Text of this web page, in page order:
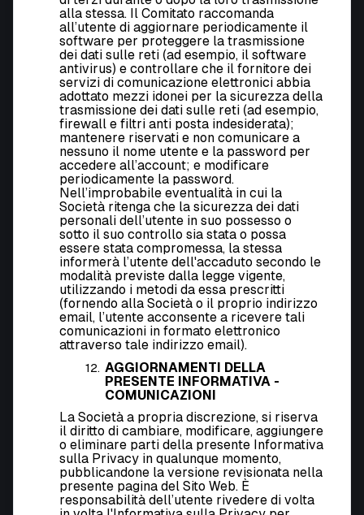
alla stessa. Il Comitato raccomanda
all’utente di aggiornare periodicamente il
software per proteggere la trasmissione
dei dati sulle reti (ad esempio, il software
antivirus) e controllare che il fornitore dei
servizi di comunicazione elettronici abbia
adottato mezzi idonei per la sicurezza della
trasmissione dei dati sulle reti (ad esempio,
firewall e filtri anti posta indesiderata);
mantenere riservati e non comunicare a
nessuno il nome utente e la password per
accedere all’account; e modificare
periodicamente la password.
Nell’improbabile eventualità in cui la
Società ritenga che la sicurezza dei dati
personali dell’utente in suo possesso o
sotto il suo controllo sia stata o possa
essere stata compromessa, la stessa
informerà l’utente dell'accaduto secondo le
modalità previste dalla legge vigente,
utilizzando i metodi da essa prescritti
(fornendo alla Società o il proprio indirizzo
email, l’utente acconsente a ricevere tali
comunicazioni in formato elettronico
attraverso tale indirizzo email).
AGGIORNAMENTI DELLA
PRESENTE INFORMATIVA -
COMUNICAZIONI
La Società a propria discrezione, si riserva
il diritto di cambiare, modificare, aggiungere
o eliminare parti della presente Informativa
sulla Privacy in qualunque momento,
pubblicandone la versione revisionata nella
presente pagina del Sito Web. È
responsabilità dell’utente rivedere di volta